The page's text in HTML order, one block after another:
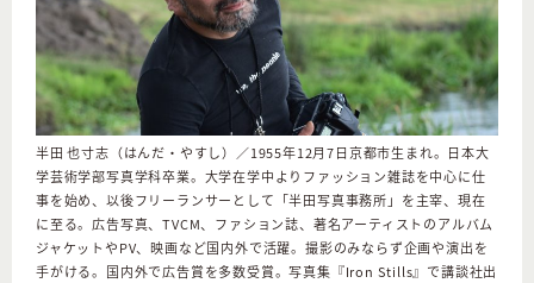
半田 也寸志（はんだ・やすし）／1955年12月7日京都市生まれ。日本大
学芸術学部写真学科卒業。大学在学中よりファッション雑誌を中心に仕
事を始め、以後フリーランサーとして「半田写真事務所」を主宰、現在
に至る。広告写真、TVCM、ファション誌、著名アーティストのアルバム
ジャケットやPV、映画など国内外で活躍。撮影のみならず企画や演出を
手がける。国内外で広告賞を多数受賞。写真集『Iron Stills』で講談社出